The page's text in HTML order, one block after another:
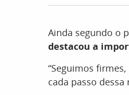
Ainda segundo o
destacou a
“Seguimos
cada passo dessa